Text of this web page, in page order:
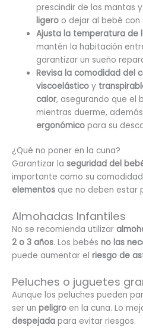
prescindir de las mantas
ligero o dejar al bebé con
Ajusta la temperatura de
mantén la habitación
garantizar un sueño
Revisa la comodidad del
viscoelástico y
calor, asegurando que el
mientras duerme,
ergonómico para su
¿Qué no poner en la cuna?
Garantizar la seguridad del
importante como su
elementos que no deben estar
Almohadas Infantiles
No se recomienda utilizar
2 o 3 años. Los bebés no las
puede aumentar el riesgo de
Peluches o juguetes
Aunque los peluches pueden
ser un peligro en la cuna. Lo
despejada para evitar riesgos.